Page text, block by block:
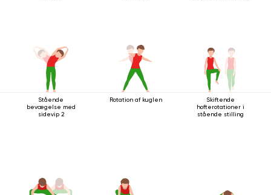
Stående
bevægelse med
sidevip 2
Rotation af kuglen
Skiftende
hofterotationer i
stående stilling